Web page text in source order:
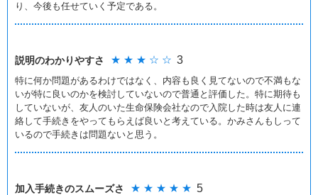
り、今後も任せていく予定である。
説明のわかりやすさ ★ ★ ★ ☆ ☆ 3
特に何か問題があるわけではなく、内容も良く見てないので不満もな
いが特に良いのかを検討していないので普通と評価した。特に期待も
していないが、友人のいた生命保険会社なので入院した時は友人に連
絡して手続きをやってもらえば良いと考えている。かみさんもしって
いるので手続きは問題ないと思う。
加入手続きのスムーズさ ★ ★ ★ ★ ★ 5